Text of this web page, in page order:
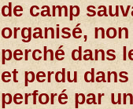
de camp
organisé,
perché dans
et perdu
perforé par